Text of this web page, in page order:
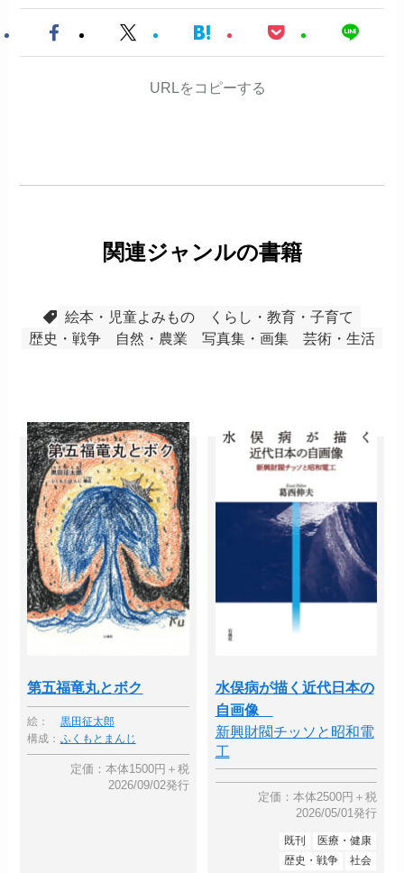
URLをコピーする
関連ジャンルの書籍
絵本・児童よみもの
くらし・教育・子育て
歴史・戦争
自然・農業 写真集・画集 芸術・生活
第五福竜丸とボク
絵：
黒田征太郎
構成： ふくもとまんじ
定価：本体1500円＋税
2026/09/02発行
水俣病が描く近代日本の
自画像
新興財閥チッソと昭和電
工
定価：本体2500円＋税
2026/05/01発行
既刊
医療・健康
歴史・戦争
社会